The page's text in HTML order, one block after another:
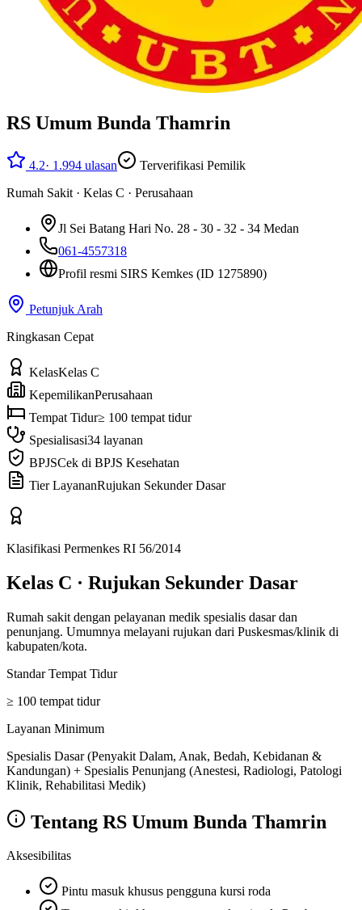
RS Umum Bunda Thamrin
4.2· 1.994 ulasan
Terverifikasi Pemilik
Rumah Sakit · Kelas C · Perusahaan
Jl Sei Batang Hari No. 28 - 30 - 32 - 34 Medan
061-4557318
Profil resmi SIRS Kemkes (ID 1275890)
Petunjuk Arah
Ringkasan Cepat
KelasKelas C
KepemilikanPerusahaan
Tempat Tidur≥ 100 tempat tidur
Spesialisasi34 layanan
BPJSCek di BPJS Kesehatan
Tier LayananRujukan Sekunder Dasar
Klasifikasi Permenkes RI 56/2014
Kelas C · Rujukan Sekunder Dasar
Rumah sakit dengan pelayanan medik spesialis dasar dan
penunjang. Umumnya melayani rujukan dari Puskesmas/klinik di
kabupaten/kota.
Standar Tempat Tidur
≥ 100 tempat tidur
Layanan Minimum
Spesialis Dasar (Penyakit Dalam, Anak, Bedah, Kebidanan &
Kandungan) + Spesialis Penunjang (Anestesi, Radiologi, Patologi
Klinik, Rehabilitasi Medik)
Tentang RS Umum Bunda Thamrin
Aksesibilitas
Pintu masuk khusus pengguna kursi roda